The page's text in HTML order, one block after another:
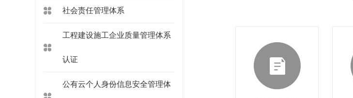
社会责任管理体系
工程建设施工企业质量管理体系
认证
公有云个人身份信息安全管理体